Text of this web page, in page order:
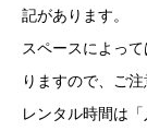
記があります。
スペースによっ
りますので、ご注
レンタル時間は